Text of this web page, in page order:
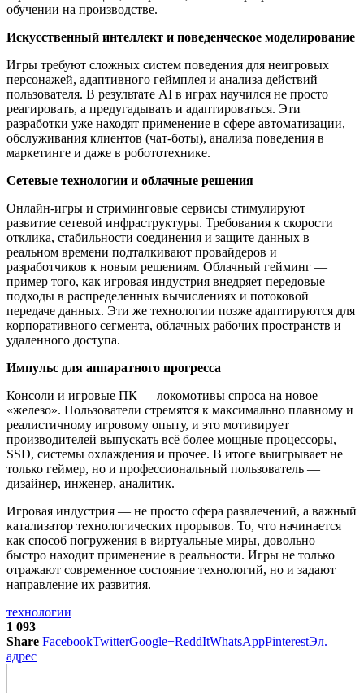
обучении на производстве.
Искусственный интеллект и поведенческое моделирование
Игры требуют сложных систем поведения для неигровых
персонажей, адаптивного геймплея и анализа действий
пользователя. В результате AI в играх научился не просто
реагировать, а предугадывать и адаптироваться. Эти
разработки уже находят применение в сфере автоматизации,
обслуживания клиентов (чат-боты), анализа поведения в
маркетинге и даже в робототехнике.
Сетевые технологии и облачные решения
Онлайн-игры и стриминговые сервисы стимулируют
развитие сетевой инфраструктуры. Требования к скорости
отклика, стабильности соединения и защите данных в
реальном времени подталкивают провайдеров и
разработчиков к новым решениям. Облачный гейминг —
пример того, как игровая индустрия внедряет передовые
подходы в распределенных вычислениях и потоковой
передаче данных. Эти же технологии позже адаптируются для
корпоративного сегмента, облачных рабочих пространств и
удаленного доступа.
Импульс для аппаратного прогресса
Консоли и игровые ПК — локомотивы спроса на новое
«железо». Пользователи стремятся к максимально плавному и
реалистичному игровому опыту, и это мотивирует
производителей выпускать всё более мощные процессоры,
SSD, системы охлаждения и прочее. В итоге выигрывает не
только геймер, но и профессиональный пользователь —
дизайнер, инженер, аналитик.
Игровая индустрия — не просто сфера развлечений, а важный
катализатор технологических прорывов. То, что начинается
как способ погружения в виртуальные миры, довольно
быстро находит применение в реальности. Игры не только
отражают современное состояние технологий, но и задают
направление их развития.
технологии
1 093
Share FacebookTwitterGoogle+ReddItWhatsAppPinterestЭл.
адрес